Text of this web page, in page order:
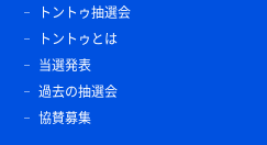
トントゥ抽選会
トントゥとは
当選発表
過去の抽選会
協賛募集